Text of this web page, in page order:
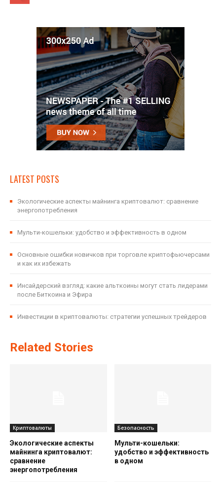
LATEST POSTS
Экологические аспекты майнинга криптовалют: сравнение
энергопотребления
Мульти-кошельки: удобство и эффективность в одном
Основные ошибки новичков при торговле криптофьючерсами
и как их избежать
Инсайдерский взгляд: какие альткоины могут стать лидерами
после Биткоина и Эфира
Инвестиции в криптовалюты: стратегии успешных трейдеров
Related Stories
Криптовалюты
Экологические аспекты
майнинга криптовалют:
сравнение
энергопотребления
Безопасность
Мульти-кошельки:
удобство и эффективность
в одном